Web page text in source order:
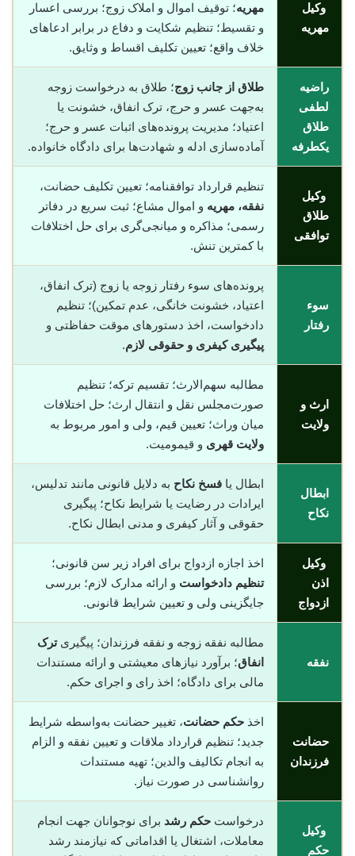
وکیل
مهریه
مهریه؛ توقیف اموال و املاک زوج؛ بررسی اعسار
و تقسیط؛ تنظیم شکایت و دفاع در برابر ادعاهای
خلاف واقع؛ تعیین تکلیف اقساط و وثایق.
راضیه
لطفی
طلاق
یکطرفه
طلاق از جانب زوج؛ طلاق به درخواست زوجه
به‌جهت عسر و حرج، ترک انفاق، خشونت یا
اعتیاد؛ مدیریت پرونده‌های اثبات عسر و حرج؛
آماده‌سازی ادله و شهادت‌ها برای دادگاه خانواده.
وکیل
طلاق
توافقی
تنظیم قرارداد توافقنامه؛ تعیین تکلیف حضانت،
نفقه، مهریه و اموال مشاع؛ ثبت سریع در دفاتر
رسمی؛ مذاکره و میانجی‌گری برای حل اختلافات
با کمترین تنش.
سوء
رفتار
پرونده‌های سوء رفتار زوجه یا زوج (ترک انفاق،
اعتیاد، خشونت خانگی، عدم تمکین)؛ تنظیم
دادخواست، اخذ دستورهای موقت حفاظتی و
پیگیری کیفری و حقوقی لازم.
ارث و
ولایت
مطالبه سهم‌الارث؛ تقسیم ترکه؛ تنظیم
صورت‌مجلس نقل و انتقال ارث؛ حل اختلافات
میان وراث؛ تعیین قیم، ولی و امور مربوط به
ولایت قهری و قیمومیت.
ابطال
نکاح
ابطال یا فسخ نکاح به دلایل قانونی مانند تدلیس،
ایرادات در رضایت یا شرایط نکاح؛ پیگیری
حقوقی و آثار کیفری و مدنی ابطال نکاح.
وکیل
اذن
ازدواج
اخذ اجازه ازدواج برای افراد زیر سن قانونی؛
تنظیم دادخواست و ارائه مدارک لازم؛ بررسی
جایگزینی ولی و تعیین شرایط قانونی.
نفقه
مطالبه نفقه زوجه و نفقه فرزندان؛ پیگیریترک
انفاق؛ برآورد نیازهای معیشتی و ارائه مستندات
مالی برای دادگاه؛ اخذ رای و اجرای حکم.
حضانت
فرزندان
اخذ حکم حضانت، تغییر حضانت به‌واسطه شرایط
جدید؛ تنظیم قرارداد ملاقات و تعیین نفقه و الزام
به انجام تکالیف والدین؛ تهیه مستندات
روانشناسی در صورت نیاز.
وکیل
حکم
درخواست حکم رشد برای نوجوانان جهت انجام
معاملات، اشتغال یا اقداماتی که نیازمند رشد